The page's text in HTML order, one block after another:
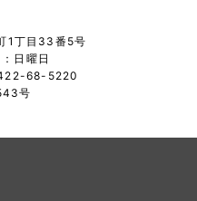
1丁目33番5号
日曜日
68-5220
号